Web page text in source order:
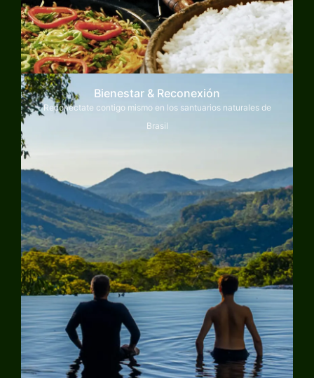
Bienestar & Reconexión
Reconéctate contigo mismo en los santuarios naturales de
Brasil
Explorar